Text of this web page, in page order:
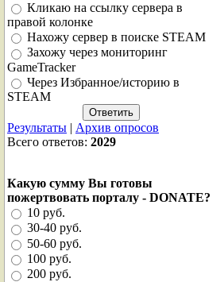
Кликаю на ссылку сервера в
правой колонке
Нахожу сервер в поиске STEAM
Захожу через мониторинг
GameTracker
Через Избранное/историю в
STEAM
Результаты | Архив опросов
Всего ответов: 2029
Какую сумму Вы готовы
пожертвовать порталу - DONATE?
10 руб.
30-40 руб.
50-60 руб.
100 руб.
200 руб.